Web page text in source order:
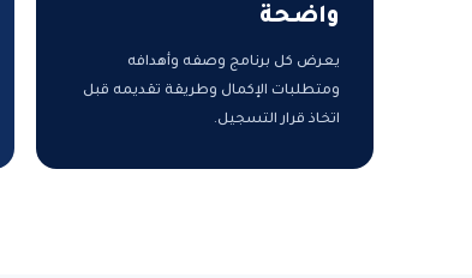
واضحة
يعرض كل برنامج وصفه وأهدافه
ومتطلبات الإكمال وطريقة تقديمه قبل
اتخاذ قرار التسجيل.